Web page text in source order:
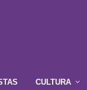
CULTURA